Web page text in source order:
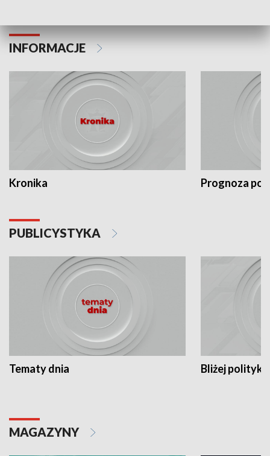
INFORMACJE
Kronika Prognoza
PUBLICYSTYKA
Tematy dnia Bliżej polityki
MAGAZYNY